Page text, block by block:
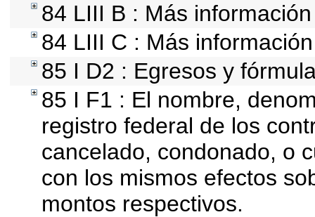
84 LIII B : Más
84 LIII C : Más
85 I D2 : Egresos y
85 I F1 : El nombre,
registro federal de los
cancelado, condonado, o
con los mismos efectos
montos respectivos.